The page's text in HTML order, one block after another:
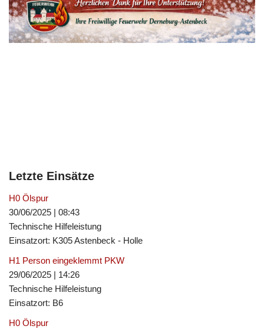
Letzte Einsätze
H0 Ölspur
30/06/2025 | 08:43
Technische Hilfeleistung
Einsatzort: K305 Astenbeck - Holle
H1 Person eingeklemmt PKW
29/06/2025 | 14:26
Technische Hilfeleistung
Einsatzort: B6
H0 Ölspur